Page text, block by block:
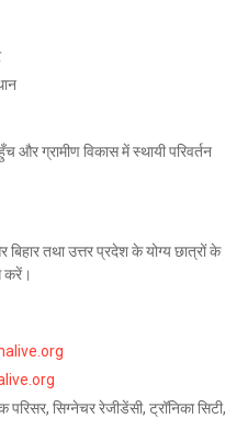
औरग्रामीणविकासमेंस्थायीपरिवर्तन
बिहारतथाउत्तरप्रदेशकेयोग्यछात्रोंके
करें।
परिसर, सिग्नेचररेजीडेंसी, ट्रॉनिकासिटी,